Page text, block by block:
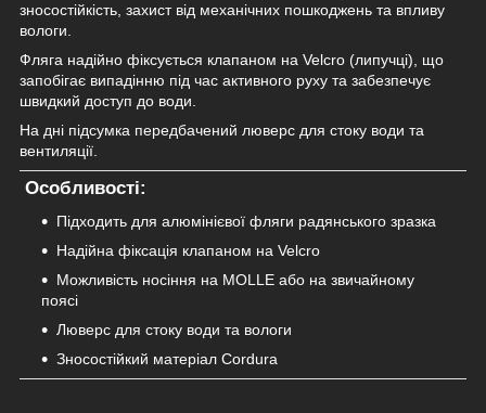
зносостійкість, захист від механічних пошкоджень та впливу
вологи.
Фляга надійно фіксується клапаном на Velcro (липучці), що
запобігає випадінню під час активного руху та забезпечує
швидкий доступ до води.
На дні підсумка передбачений люверс для стоку води та
вентиляції.
Особливості:
Підходить для алюмінієвої фляги радянського зразка
Надійна фіксація клапаном на Velcro
Можливість носіння на MOLLE або на звичайному
поясі
Люверс для стоку води та вологи
Зносостійкий матеріал Cordura